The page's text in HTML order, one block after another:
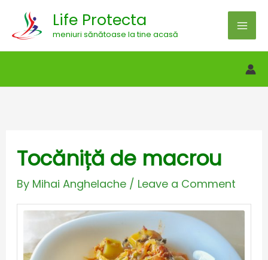
content
Life Protecta
meniuri sănătoase la tine acasă
Tocăniță de macrou
By Mihai Anghelache / Leave a Comment